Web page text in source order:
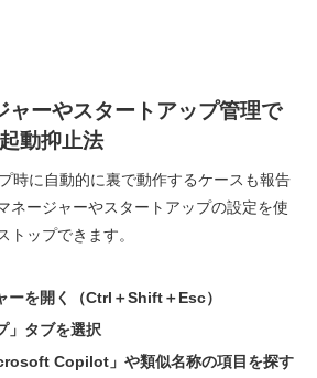
ャーやスタートアップ管理で
動抑止法
時に自動的に裏で動作するケースも報告
ネージャーやスタートアップの設定を使
トップできます。
ーを開く（Ctrl＋Shift＋Esc）
」タブを選択
Copilot」や類似名称の項目を探す